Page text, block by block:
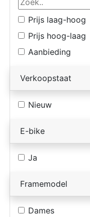
Prijs laag-hoog
Prijs hoog-laag
Aanbieding
Verkoopstaat
Nieuw
E-bike
Ja
Framemodel
Dames